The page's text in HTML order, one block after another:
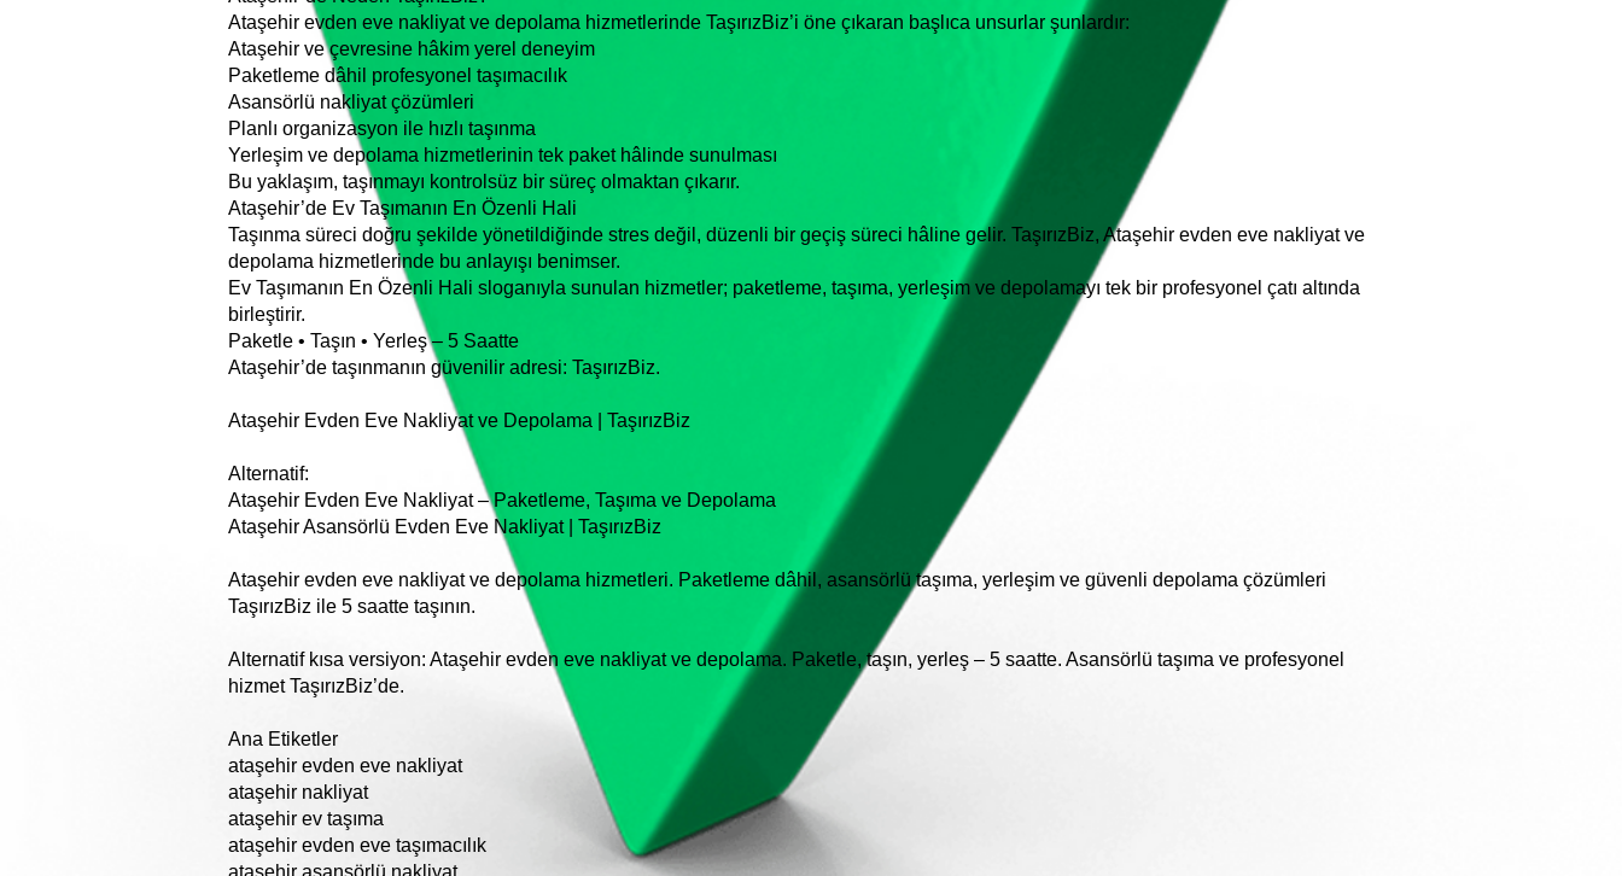
Ataşehir evden eve nakliyat ve depolama hizmetlerinde TaşırızBiz’i öne çıkaran başlıca unsurlar şunlardır:
Ataşehir ve çevresine hâkim yerel deneyim
Paketleme dâhil profesyonel taşımacılık
Asansörlü nakliyat çözümleri
Planlı organizasyon ile hızlı taşınma
Yerleşim ve depolama hizmetlerinin tek paket hâlinde sunulması
Bu yaklaşım, taşınmayı kontrolsüz bir süreç olmaktan çıkarır.
Ataşehir’de Ev Taşımanın En Özenli Hali
Taşınma süreci doğru şekilde yönetildiğinde stres değil, düzenli bir geçiş süreci hâline gelir. TaşırızBiz, Ataşehir evden eve nakliyat ve
depolama hizmetlerinde bu anlayışı benimser.
Ev Taşımanın En Özenli Hali sloganıyla sunulan hizmetler; paketleme, taşıma, yerleşim ve depolamayı tek bir profesyonel çatı altında
birleştirir.
Paketle • Taşın • Yerleş – 5 Saatte
Ataşehir’de taşınmanın güvenilir adresi: TaşırızBiz.
Ataşehir Evden Eve Nakliyat ve Depolama | TaşırızBiz
Alternatif:
Ataşehir Evden Eve Nakliyat – Paketleme, Taşıma ve Depolama
Ataşehir Asansörlü Evden Eve Nakliyat | TaşırızBiz
Ataşehir evden eve nakliyat ve depolama hizmetleri. Paketleme dâhil, asansörlü taşıma, yerleşim ve güvenli depolama çözümleri
TaşırızBiz ile 5 saatte taşının.
Alternatif kısa versiyon: Ataşehir evden eve nakliyat ve depolama. Paketle, taşın, yerleş – 5 saatte. Asansörlü taşıma ve profesyonel
hizmet TaşırızBiz’de.
Ana Etiketler
ataşehir evden eve nakliyat
ataşehir nakliyat
ataşehir ev taşıma
ataşehir evden eve taşımacılık
ataşehir asansörlü nakliyat